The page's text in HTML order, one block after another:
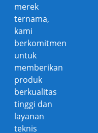
merek
ternama,
kami
berkomitmen
untuk
memberikan
produk
berkualitas
tinggi dan
layanan
teknis